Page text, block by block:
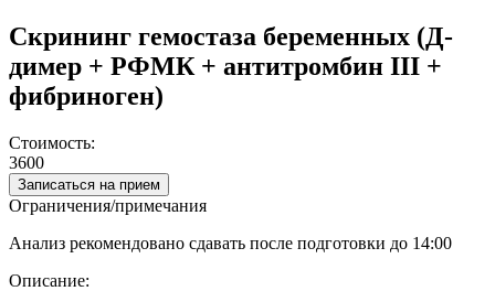
Скрининг гемостаза беременных (Д-
димер + РФМК + антитромбин III +
фибриноген)
Стоимость:
3600
Записаться на прием
Ограничения/примечания
Анализ рекомендовано сдавать после подготовки до 14:00
Описание: